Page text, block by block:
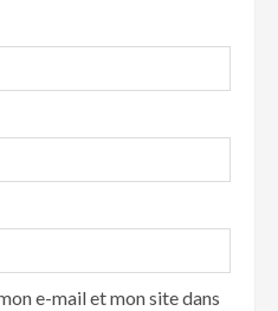
e-mail et mon site dans